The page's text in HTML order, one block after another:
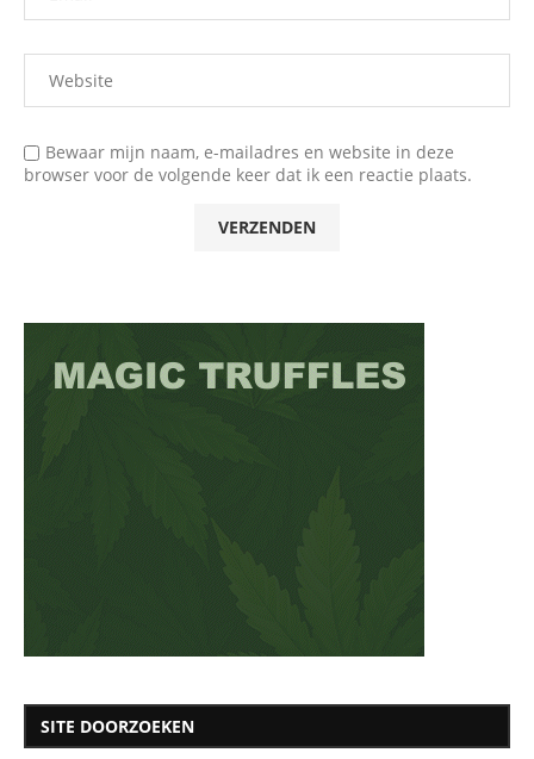
Bewaar mijn naam, e-mailadres en website in deze
browser voor de volgende keer dat ik een reactie plaats.
SITE DOORZOEKEN